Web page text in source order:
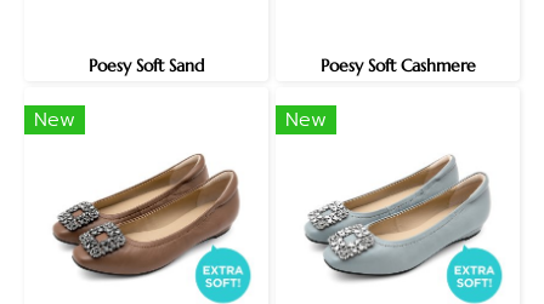
Poesy Soft Sand Poesy Soft Cashmere
New New